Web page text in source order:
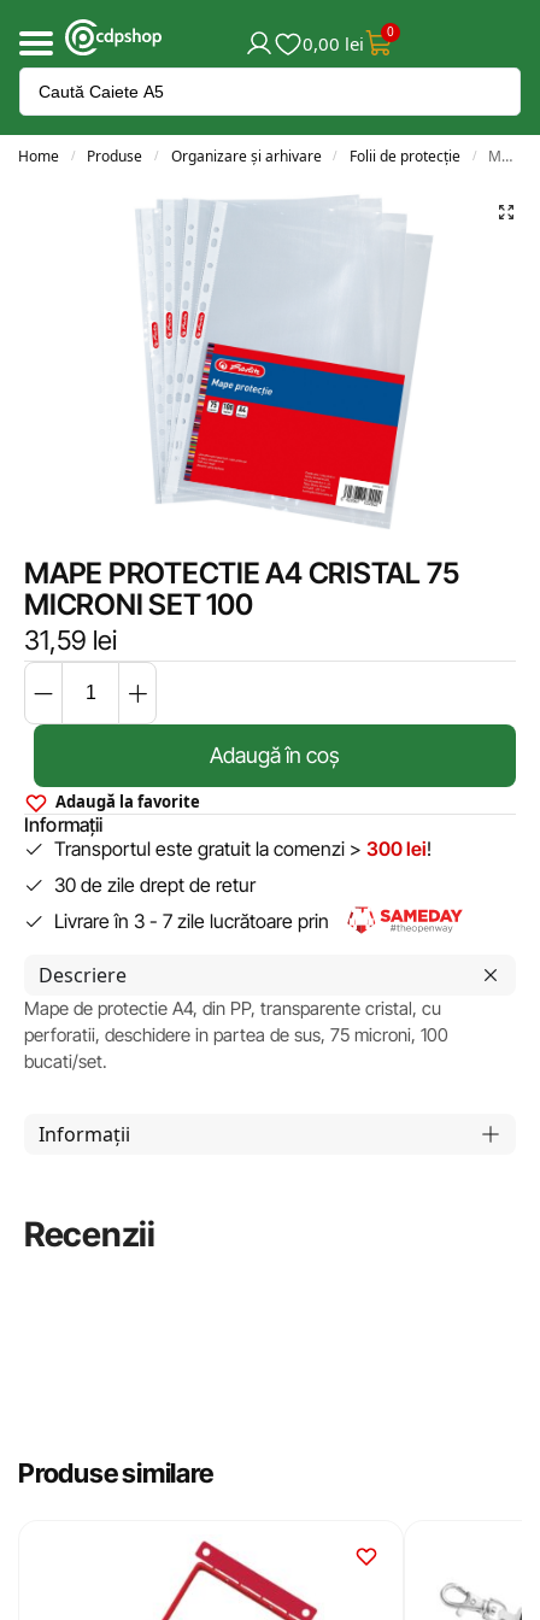
0,00 lei 0
Home / Produse / Organizare și arhivare / Folii de protecție / MAPE PROTECTIE A4 CRISTAL 75 MICRONI SET 100
MAPE PROTECTIE A4 CRISTAL 75
MICRONI SET 100
31,59 lei
Adaugă în coș
Adaugă la favorite
Informații
Transportul este gratuit la comenzi > 300 lei!
30 de zile drept de retur
Livrare în 3 - 7 zile lucrătoare prin
Descriere
Mape de protectie A4, din PP, transparente cristal, cu
perforatii, deschidere in partea de sus, 75 microni, 100
bucati/set.
Informații
Recenzii
Produse similare